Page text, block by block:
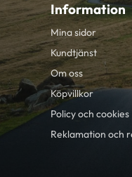
Information
Mina sidor
Kundtjänst
Om oss
Köpvillkor
Policy och cookies
Reklamation och